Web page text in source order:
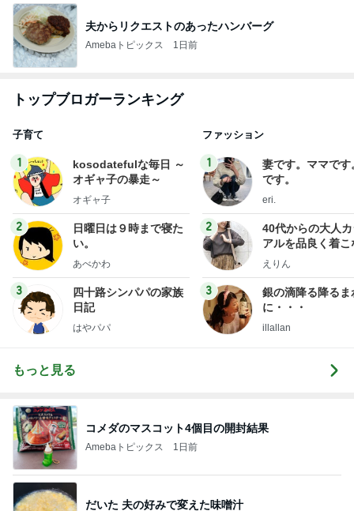
夫からリクエストのあったハンバーグ
Amebaトピックス 1日前
トップブロガーランキング
子育て
1
kosodatefulな毎日 ～
オギャ子の暴走～
オギャ子
2
日曜日は９時まで寝た
い。
あべかわ
3
四十路シンパパの家族
日記
はやパパ
ファッション
1
妻です。ママです
です。
eri.
2
40代からの大人
アルを品良く着こ
ファッションブロ
えりん
3
銀の滴降る降るま
に・・・
illallan
もっと見る
コメダのマスコット4個目の開封結果
Amebaトピックス 1日前
だいた 夫の好みで変えた味噌汁